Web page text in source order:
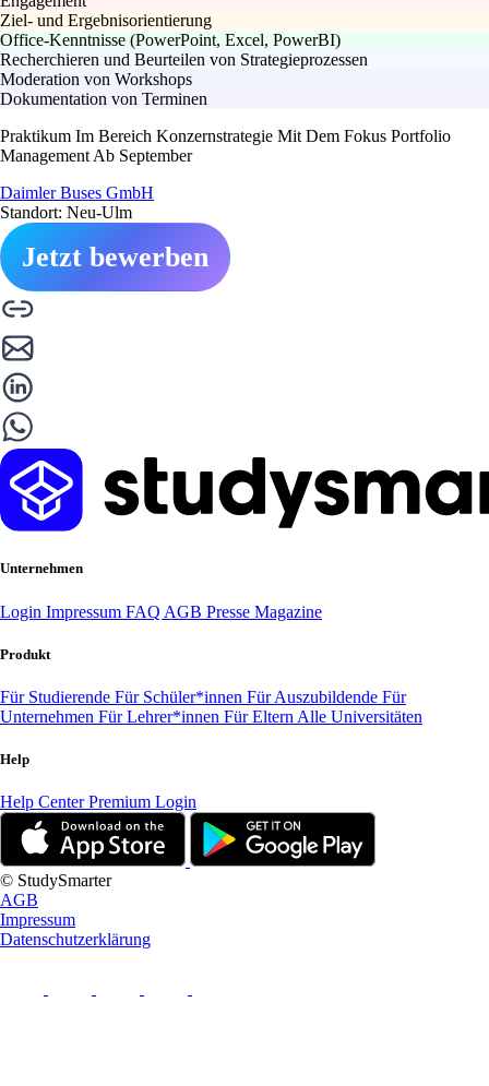
Ziel- und Ergebnisorientierung
Office-Kenntnisse (PowerPoint, Excel, PowerBI)
Recherchieren und Beurteilen von Strategieprozessen
Moderation von Workshops
Dokumentation von Terminen
Praktikum Im Bereich Konzernstrategie Mit Dem Fokus Portfolio
Management Ab September
Daimler Buses GmbH
Standort: Neu-Ulm
Jetzt bewerben
Unternehmen
Login Impressum FAQ AGB Presse Magazine
Produkt
Für Studierende Für Schüler*innen Für Auszubildende Für
Unternehmen Für Lehrer*innen Für Eltern Alle Universitäten
Help
Help CenterPremium Login
© StudySmarter
AGB
Impressum
Datenschutzerklärung